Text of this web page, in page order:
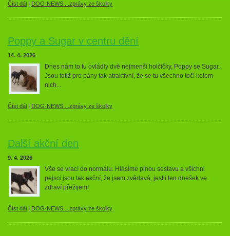
Číst dál | DOG-NEWS ...zprávy ze školky
Poppy a Sugar v centru dění
14. 4. 2026
Dnes nám to tu ovládly dvě nejmenší holčičky, Poppy se Sugar.
Jsou totiž pro pány tak atraktivní, že se tu všechno točí kolem
nich...
Číst dál | DOG-NEWS ...zprávy ze školky
Další akční den
9. 4. 2026
Vše se vrací do normálu. Hlásíme plnou sestavu a všichni
pejsci jsou tak akční, že jsem zvědavá, jestli ten dnešek ve
zdraví přežijem!
Číst dál | DOG-NEWS ...zprávy ze školky